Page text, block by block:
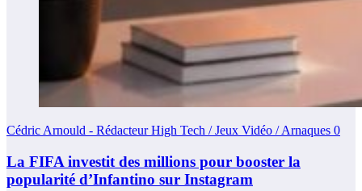
Cédric Arnould - Rédacteur High Tech / Jeux Vidéo / Arnaques 0
La FIFA investit des millions pour booster la
popularité d’Infantino sur Instagram